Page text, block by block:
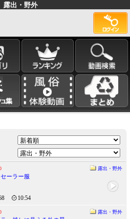
露出・野外
露出・野外
ーラー服
10:54
露出・野外